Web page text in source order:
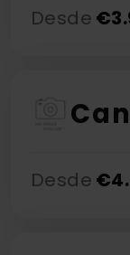
Desde €
Desde €